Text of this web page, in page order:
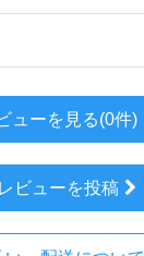
ューを見る(0件)
レビューを投稿